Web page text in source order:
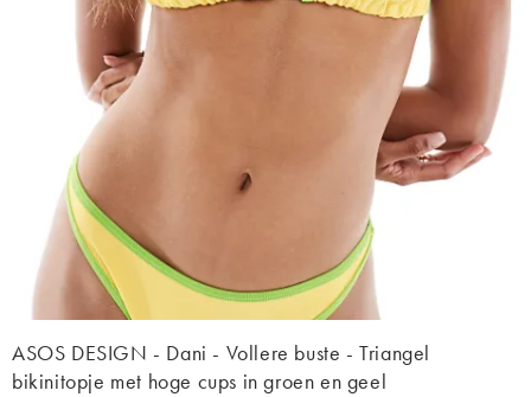
ASOS DESIGN - Dani - Vollere buste - Triangel
bikinitopje met hoge cups in groen en geel